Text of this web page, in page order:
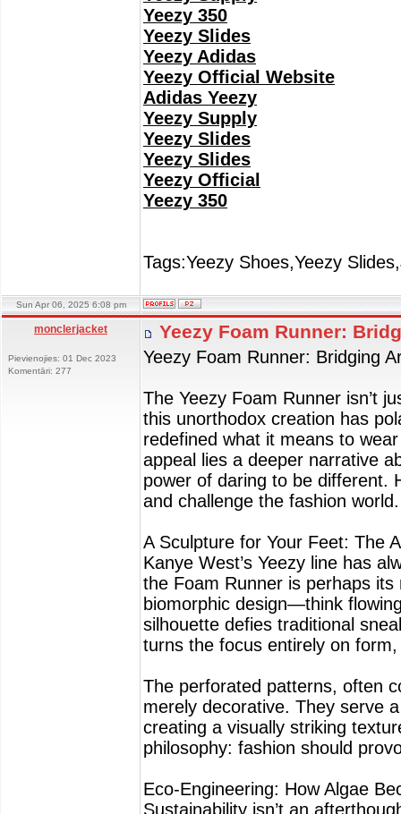
Yeezy 350
Yeezy Slides
Yeezy Adidas
Yeezy Official Website
Adidas Yeezy
Yeezy Supply
Yeezy Slides
Yeezy Slides
Yeezy Official
Yeezy 350
Tags:Yeezy Shoes,Yeezy
Sun Apr 06, 2025 6:08 pm
monclerjacket
Pievienojies: 01 Dec 2023
Komentāri: 277
Yeezy Foam Runner:
Yeezy Foam Runner: Bridging
The Yeezy Foam Runner isn’t
this unorthodox creation has
redefined what it means to
appeal lies a deeper narrative
power of daring to be different.
and challenge the fashion world.
A Sculpture for Your Feet: The
Kanye West’s Yeezy line has
the Foam Runner is perhaps
biomorphic design—think
silhouette defies traditional
turns the focus entirely on
The perforated patterns, often
merely decorative. They serve
creating a visually striking
philosophy: fashion should
Eco-Engineering: How Algae
Sustainability isn’t an